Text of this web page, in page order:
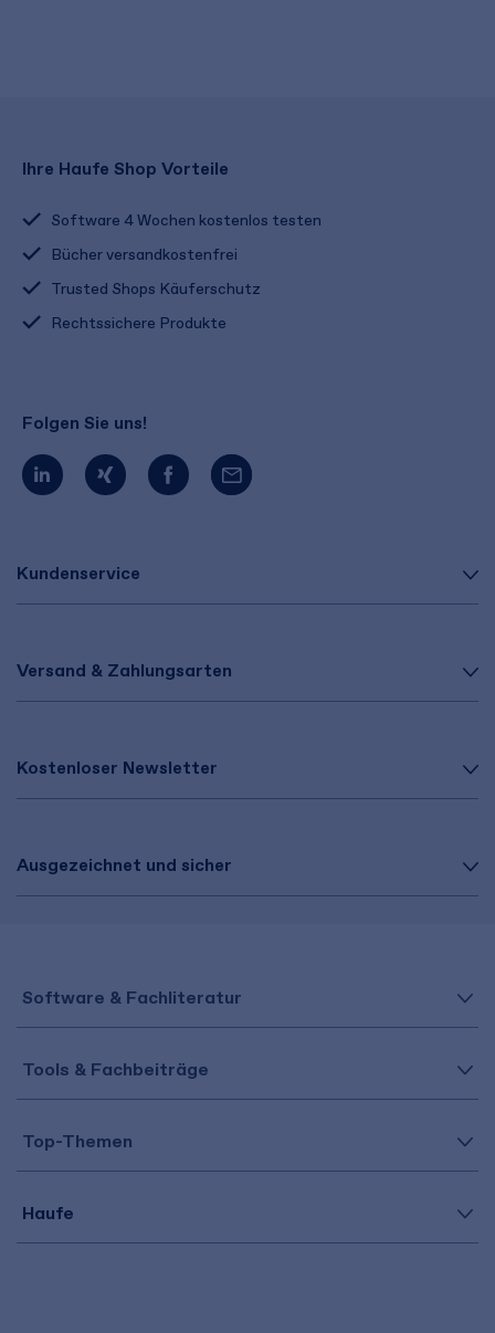
Kundenservice
Versand & Zahlungsarten
Kostenloser Newsletter
Ausgezeichnet und sicher
Ihre Haufe Shop Vorteile
Software 4 Wochen kostenlos testen
Bücher versandkostenfrei
Trusted Shops Käuferschutz
Rechtssichere Produkte
Folgen Sie uns!
Software & Fachliteratur
Tools & Fachbeiträge
Top-Themen
Haufe